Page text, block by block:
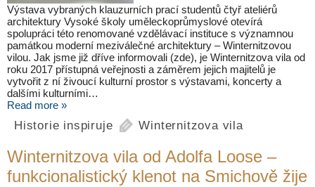
Výstava vybraných klauzurních prací studentů čtyř ateliérů
architektury Vysoké školy uměleckoprůmyslové otevírá
spolupráci této renomované vzdělávací instituce s významnou
památkou moderní meziválečné architektury – Winternitzovou
vilou. Jak jsme již dříve informovali (zde), je Winternitzova vila od
roku 2017 přístupná veřejnosti a záměrem jejich majitelů je
vytvořit z ní živoucí kulturní prostor s výstavami, koncerty a
dalšími kulturními…
Read more »
Historie inspiruje Winternitzova vila
Winternitzova vila od Adolfa Loose –
funkcionalistický klenot na Smichově žije